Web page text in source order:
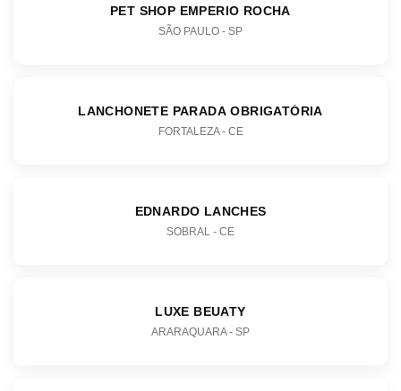
PET SHOP EMPERIO ROCHA
SÃO PAULO - SP
LANCHONETE PARADA OBRIGATÓRIA
FORTALEZA - CE
EDNARDO LANCHES
SOBRAL - CE
LUXE BEUATY
ARARAQUARA - SP